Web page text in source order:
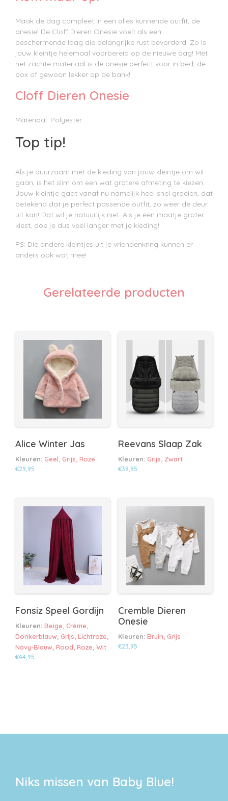
Maak de dag compleet in een alles kunnende outfit, de
onesie! De Cloff Dieren Onesie voelt als een
beschermende laag die belangrijke rust bevorderd. Zo is
jouw kleintje helemaal voorbereid op de nieuwe dag! Met
het zachte materiaal is de onesie perfect voor in bed, de
box of gewoon lekker op de bank!
Cloff Dieren Onesie
Materiaal: Polyester
Top tip!
Als je duurzaam met de kleding van jouw kleintje om wil
gaan, is het slim om een wat grotere afmeting te kiezen.
Jouw kleintje gaat vanaf nu namelijk heel snel groeien, dat
betekend dat je perfect passende outfit, zo weer de deur
uit kan! Dat wil je natuurlijk niet. Als je een maatje groter
kiest, doe je dus veel langer met je kleding!
PS: Die andere kleintjes uit je vriendenkring kunnen er
anders ook wat mee!
Gerelateerde producten
Alice Winter Jas
Kleuren: Geel, Grijs, Roze
€29,95
kan
gekozen
worden
productpagina
Reevans Slaap Zak
Kleuren:Grijs, Zwart
€39,95
variaties.
Deze
optie
kan
gekozen
worden
productpagina
Fonsiz Speel Gordijn
Kleuren: Beige, Crème,
Donkerblauw, Grijs, Lichtroze,
Navy-Blauw, Rood, Roze, Wit
€44,95
optie
op
de
Cremble Dieren
Onesie
Kleuren:Bruin, Grijs
€23,95
kan
de
productpagina
Niks missen van Baby Blue!